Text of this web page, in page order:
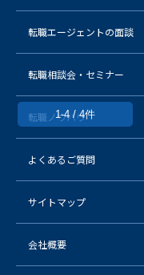
1-4 / 4件
転職エージェントの面談
転職相談会・セミナー
転職ノウハウ
よくあるご質問
サイトマップ
会社概要